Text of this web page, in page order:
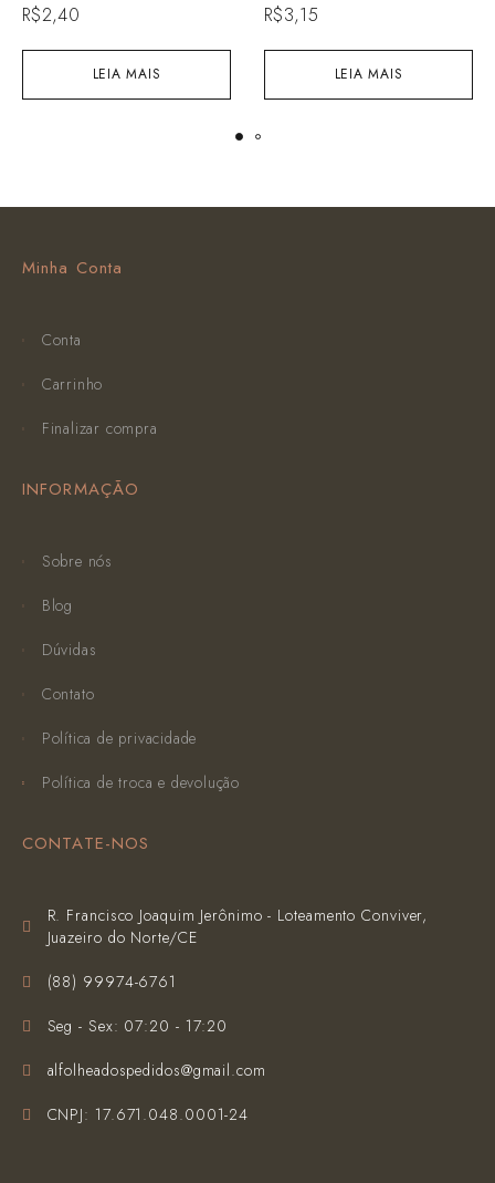
LEIA MAIS
R$2,40
LEIA MAIS
R$3,15
Minha Conta
Conta
Carrinho
Finalizar compra
INFORMAÇÃO
Sobre nós
Blog
Dúvidas
Contato
Política de privacidade
Política de troca e devolução
CONTATE-NOS
R. Francisco Joaquim Jerônimo - Loteamento Conviver,
Juazeiro do Norte/CE
(‪88) 99974-6761‬
Seg - Sex: 07:20 - 17:20
alfolheadospedidos@gmail.com
CNPJ: 17.671.048.0001-24